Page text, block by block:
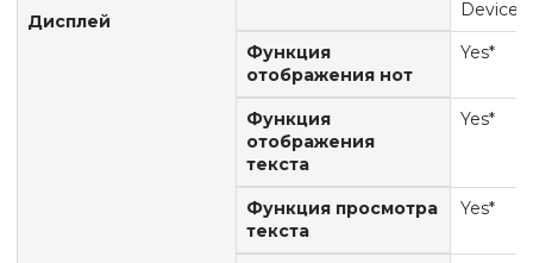
Дисплей
Device
Функция
отображения нот
Yes*
Функция
отображения
текста
Yes*
Функция просмотра
текста
Yes*